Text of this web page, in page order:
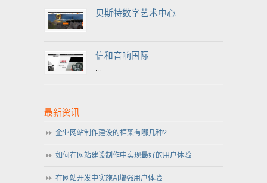
贝斯特数字艺术中心
信和音响国际
最新资讯
企业网站制作建设的框架有哪几种?
如何在网站建设制作中实现最好的用户体验
在网站开发中实施AI增强用户体验